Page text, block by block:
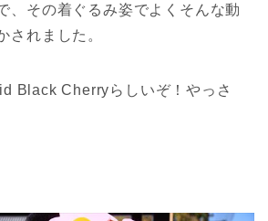
、その着ぐるみ姿でよくそんな動
されました。
Black Cherryらしいぞ！やっさ